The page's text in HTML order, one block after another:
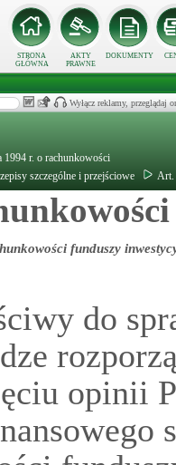
STRONA
GŁÓWNA
AKTY
PRAWNE
DOKUMENTY
Wyłącz reklamy, przeglądaj
r. o rachunkowości
szczególne i przejściowe Art.
funduszy
do
opinii